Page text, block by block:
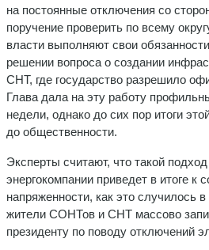
на постоянные отключения со
поручение проверить по всему
власти выполняют свои
решении вопроса о создании
СНТ, где государство разрешило
Глава дала на эту работу
недели, однако до сих пор итоги
до общественности.
Эксперты считают, что такой
энергокомпании приведет в итоге к
напряженности, как это случилось
жители СОНТов и СНТ массово
президенту по поводу отключений